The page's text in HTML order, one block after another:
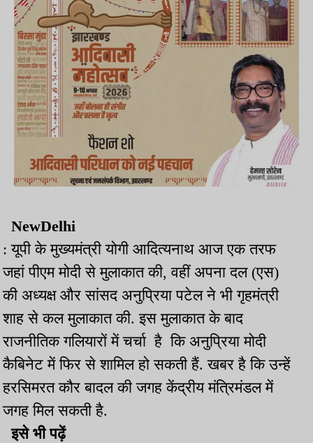
NewDelhi
: यूपी के मुख्यमंत्री योगी आदित्यनाथ आज एक तरफ
जहां पीएम मोदी से मुलाकात की, वहीं अपना दल (एस)
की अध्यक्ष और सांसद अनुप्रिया पटेल ने भी गृहमंत्री
शाह से कल मुलाकात की. इस मुलाकात के बाद
राजनीतिक गलियारों में चर्चा है कि अनुप्रिया मोदी
कैबिनेट में फिर से शामिल हो सकती हैं. खबर है कि उन्हें
हरसिमरत कौर बादल की जगह केंद्रीय मंत्रिमंडल में
जगह मिल सकती है.
इसे भी पढ़ें